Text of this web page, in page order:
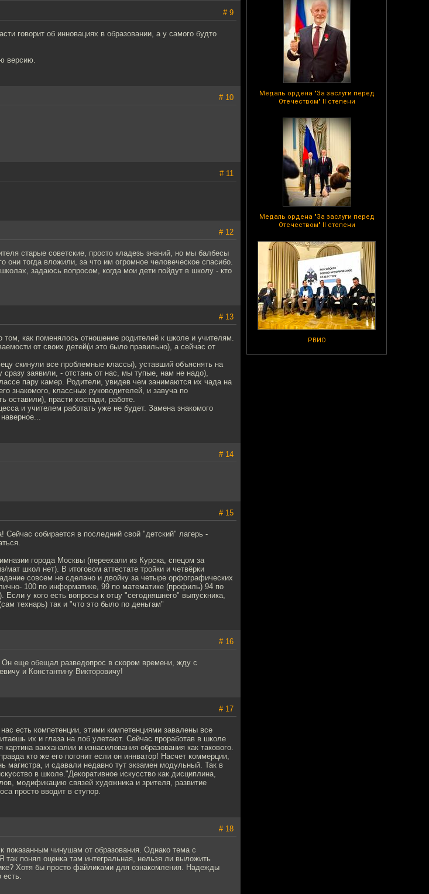
Медаль ордена "За заслуги перед
Отечеством" II степени
Медаль ордена "За заслуги перед
Отечеством" II степени
РВИО
# 9
говорит об инновациях в образовании, а у самого будто
версию.
# 10
# 11
# 12
старые советские, просто кладезь знаний, но мы балбесы
они тогда вложили, за что им огромное человеческое спасибо.
задаюсь вопросом, когда мои дети пойдут в школу - кто
# 13
как поменялось отношение родителей к школе и учителям.
от своих детей(и это было правильно), а сейчас от
скинули все проблемные классы), уставший объяснять на
сразу заявили, - отстань от нас, мы тупые, нам не надо),
пару камер. Родители, увидев чем занимаются их чада на
знакомого, классных руководителей, и завуча по
оставили), прасти хоспади, работе.
и учителем работать уже не будет. Замена знакомого
# 14
# 15
собирается в последний свой "детский" лагерь -
города Москвы (переехали из Курска, спецом за
школ нет). В итоговом аттестате тройки и четвёрки
совсем не сделано и двойку за четыре орфографических
100 по информатике, 99 по математике (профиль) 94 по
у кого есть вопросы к отцу "сегодняшнего" выпускника,
технарь) так и "что это было по деньгам"
# 16
еще обещал разведопрос в скором времени, жду с
и Константину Викторовичу!
# 17
есть компетенции, этими компетенциями завалены все
их и глаза на лоб улетают. Сейчас проработав в школе
вакханалии и изнасилования образования как такового.
кто же его погонит если он иннватор! Насчет коммерции,
магистра, и сдавали недавно тут экзамен модульный. Так в
в школе."Декоративное искусство как дисциплина,
модификацию связей художника и зрителя, развитие
просто вводит в ступор.
# 18
показанным чинушам от образования. Однако тема с
понял оценка там интегральная, нельзя ли выложить
Хотя бы просто файликами для ознакомления. Надежды
есть.